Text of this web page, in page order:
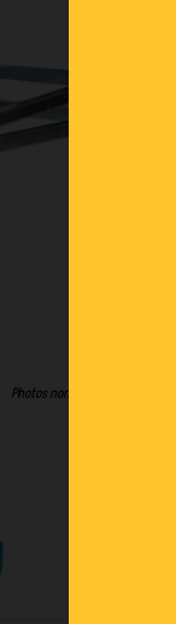
Photos non contractuelles